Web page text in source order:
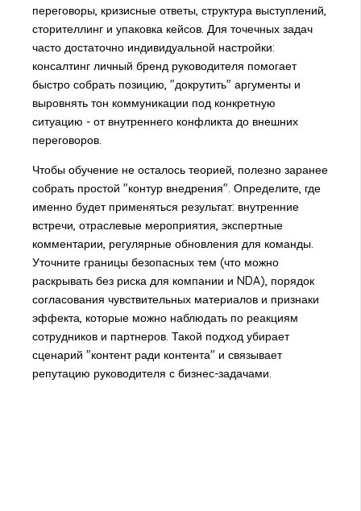
переговоры, кризисные ответы, структура выступлений,
сторителлинг и упаковка кейсов. Для точечных задач
часто достаточно индивидуальной настройки:
консалтинг личный бренд руководителя помогает
быстро собрать позицию, "докрутить" аргументы и
выровнять тон коммуникации под конкретную
ситуацию - от внутреннего конфликта до внешних
переговоров.
Чтобы обучение не осталось теорией, полезно заранее
собрать простой "контур внедрения". Определите, где
именно будет применяться результат: внутренние
встречи, отраслевые мероприятия, экспертные
комментарии, регулярные обновления для команды.
Уточните границы безопасных тем (что можно
раскрывать без риска для компании и NDA), порядок
согласования чувствительных материалов и признаки
эффекта, которые можно наблюдать по реакциям
сотрудников и партнеров. Такой подход убирает
сценарий "контент ради контента" и связывает
репутацию руководителя с бизнес-задачами.